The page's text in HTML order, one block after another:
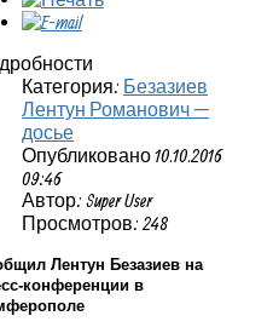
Категория: Безазиев
Лентун Романович —
досье
Опубликовано 10.10.2016
09:46
Автор: Super User
Просмотров: 248
Лентун Безазиев на
конференции в